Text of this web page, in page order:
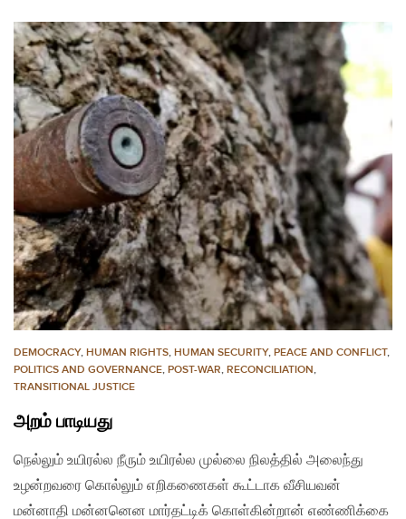
DEMOCRACY, HUMAN RIGHTS, HUMAN SECURITY, PEACE AND CONFLICT,
POLITICS AND GOVERNANCE, POST-WAR, RECONCILIATION,
TRANSITIONAL JUSTICE
அறம் பாடியது
நெல்லும் உயிரல்ல நீரும் உயிரல்ல முல்லை நிலத்தில் அலைந்து
உழன்றவரை கொல்லும் எறிகணைகள் கூட்டாக வீசியவன்
மன்னாதி மன்​னனென மார்தட்டிக் கொள்கின்றான் எண்ணிக்கை